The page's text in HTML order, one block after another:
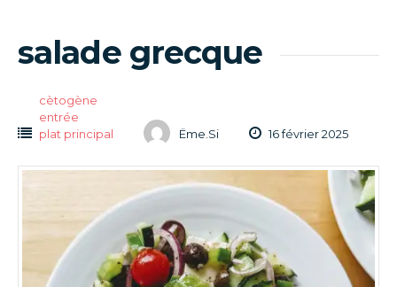
salade grecque
cètogène
entrée
plat principal
Ëme.Si 16 février 2025